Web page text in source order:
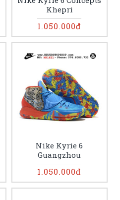
Khepri
1.050.000đ
Nike Kyrie 6
Guangzhou
1.050.000đ